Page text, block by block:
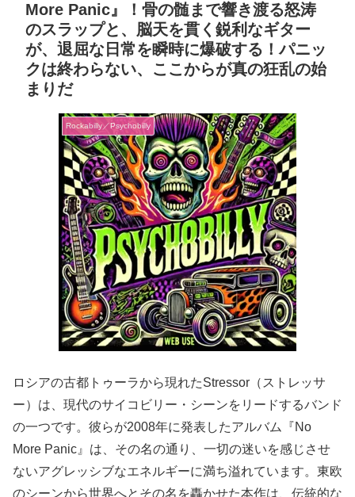
More Panic』！骨の髄まで響き渡る怒涛
のスラップと、脳天を貫く鋭利なギター
が、退屈な日常を瞬時に爆破する！パニッ
クは終わらない、ここからが真の狂乱の始
まりだ
Rockabilly／Psychobilly
ロシアの古都トゥーラから現れたStressor（ストレッサ
ー）は、現代のサイコビリー・シーンをリードするバンド
の一つです。彼らが2008年に発表したアルバム『No
More Panic』は、その名の通り、一切の迷いを感じさせ
ないアグレッシブなエネルギーに満ち溢れています。東欧
のシーンから世界へとその名を轟かせた本作は、伝統的な